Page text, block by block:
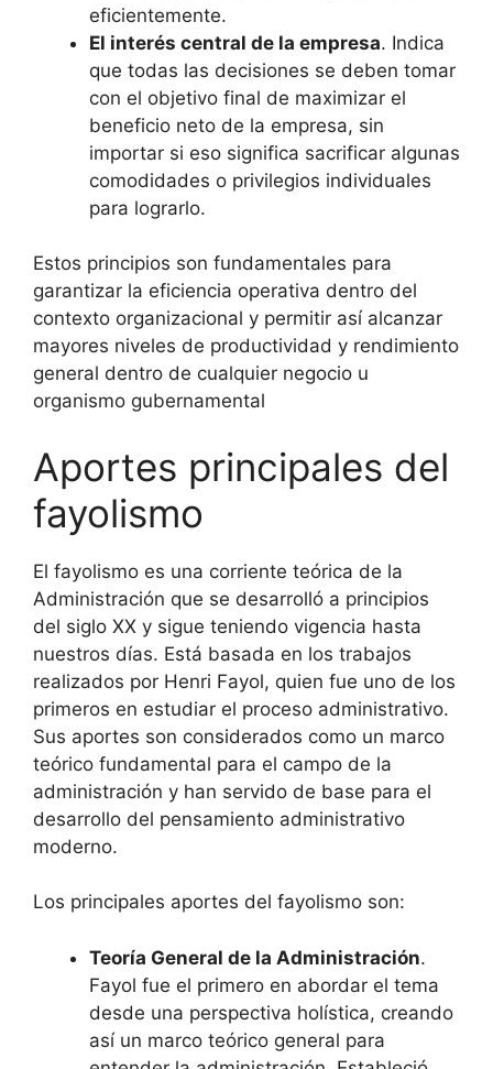
eficientemente.
El interés central de la empresa. Indica
que todas las decisiones se deben tomar
con el objetivo final de maximizar el
beneficio neto de la empresa, sin
importar si eso significa sacrificar algunas
comodidades o privilegios individuales
para lograrlo.
Estos principios son fundamentales para
garantizar la eficiencia operativa dentro del
contexto organizacional y permitir así alcanzar
mayores niveles de productividad y rendimiento
general dentro de cualquier negocio u
organismo gubernamental
Aportes principales del
fayolismo
El fayolismo es una corriente teórica de la
Administración que se desarrolló a principios
del siglo XX y sigue teniendo vigencia hasta
nuestros días. Está basada en los trabajos
realizados por Henri Fayol, quien fue uno de los
primeros en estudiar el proceso administrativo.
Sus aportes son considerados como un marco
teórico fundamental para el campo de la
administración y han servido de base para el
desarrollo del pensamiento administrativo
moderno.
Los principales aportes del fayolismo son:
Teoría General de la Administración.
Fayol fue el primero en abordar el tema
desde una perspectiva holística, creando
así un marco teórico general para